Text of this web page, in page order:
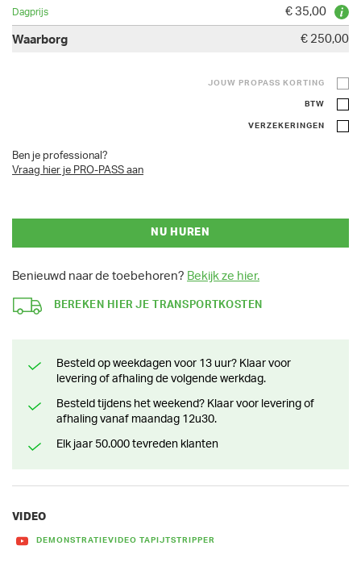
€ 35,00
€ 250,00
JOUW PROPASS KORTING
BTW
VERZEKERINGEN
Ben je professional?
Vraag hier je PRO-PASS aan
NU HUREN
Benieuwd naar de toebehoren? Bekijk ze hier.
BEREKEN HIER JE TRANSPORTKOSTEN
Besteld op weekdagen voor 13 uur? Klaar voor
levering of afhaling de volgende werkdag.
Besteld tijdens het weekend? Klaar voor levering of
afhaling vanaf maandag 12u30.
Elk jaar 50.000 tevreden klanten
VIDEO
DEMONSTRATIEVIDEO TAPIJTSTRIPPER